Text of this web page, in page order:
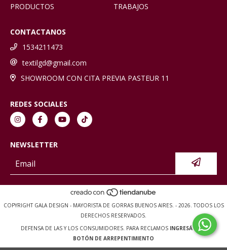
PRODUCTOS
TRABAJOS
CONTACTANOS
1534211473
textilgd@gmail.com
SHOWROOM CON CITA PREVIA PASTEUR 11
REDES SOCIALES
NEWSLETTER
COPYRIGHT GALA DESIGN - MAYORISTA DE GORRAS BUENOS AIRES. - 2026. TODOS LOS
DERECHOS RESERVADOS.
DEFENSA DE LAS Y LOS CONSUMIDORES. PARA RECLAMOS INGRESÁ ACÁ.
BOTÓN DE ARREPENTIMIENTO